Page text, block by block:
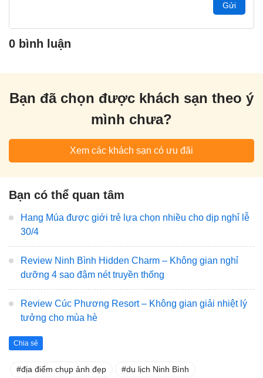
Gửi
0 bình luận
Bạn đã chọn được khách sạn theo ý
mình chưa?
Xem các khách sạn có ưu đãi
Bạn có thể quan tâm
Hang Múa được giới trẻ lựa chọn nhiều cho dịp nghỉ lễ
30/4
Review Ninh Bình Hidden Charm – Không gian nghỉ
dưỡng 4 sao đậm nét truyền thống
Review Cúc Phương Resort – Không gian giải nhiệt lý
tưởng cho mùa hè
Chia sẻ
địa điểm chụp ảnh đẹp du lịch Ninh Bình